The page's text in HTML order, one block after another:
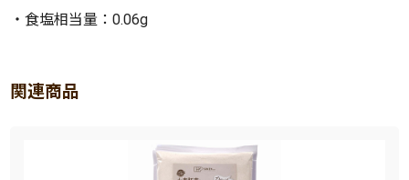
・食塩相当量：0.06g
関連商品